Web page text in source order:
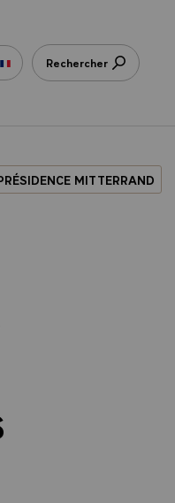
Rechercher
MITTERRAND